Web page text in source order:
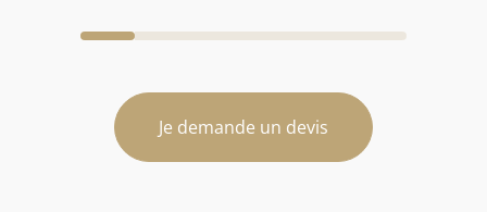
Je demande un devis